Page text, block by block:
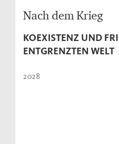
Nach dem Krieg
KOEXISTENZ UND
ENTGRENZTEN WELT
2028